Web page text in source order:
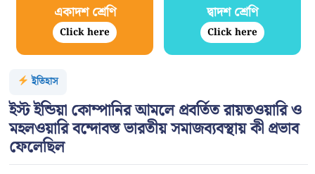
একাদশ শ্রেণি
Click here
দ্বাদশ শ্রেণি
Click here
ইতিহাস
ইস্ট ইন্ডিয়া কোম্পানির আমলে প্রবর্তিত রায়তওয়ারি ও
মহলওয়ারি বন্দোবস্ত ভারতীয় সমাজব্যবস্থায় কী প্রভাব
ফেলেছিল